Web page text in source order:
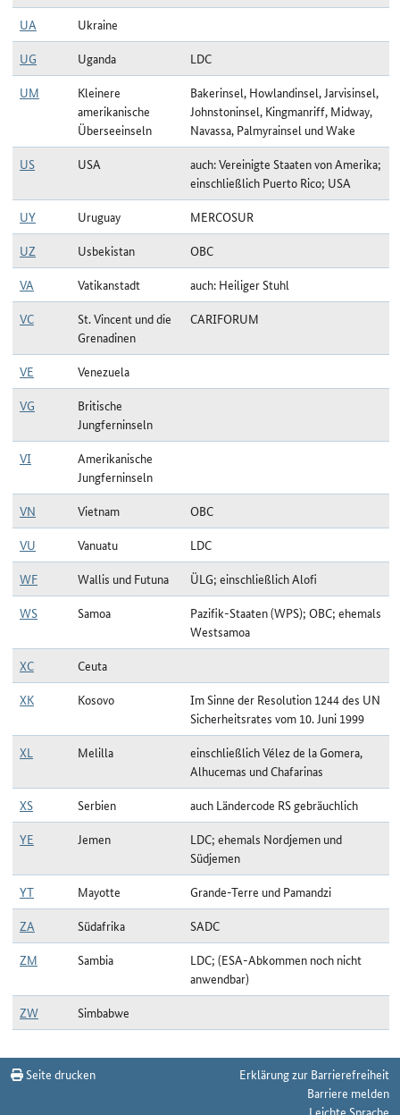
UA
Ukraine
UG
Uganda
LDC
UM
Kleinere
amerikanische
Überseeinseln
Bakerinsel, Howlandinsel, Jarvisinsel,
Johnstoninsel, Kingmanriff, Midway,
Navassa, Palmyrainsel und Wake
US
USA
auch: Vereinigte Staaten von Amerika;
einschließlich Puerto Rico; USA
UY
Uruguay
MERCOSUR
UZ
Usbekistan
OBC
VA
Vatikanstadt
auch: Heiliger Stuhl
VC
St. Vincent und die
Grenadinen
CARIFORUM
VE
Venezuela
VG
Britische
Jungferninseln
VI
Amerikanische
Jungferninseln
VN
Vietnam
OBC
VU
Vanuatu
LDC
WF
Wallis und Futuna
ÜLG; einschließlich Alofi
WS
Samoa
Pazifik-Staaten (WPS); OBC; ehemals
Westsamoa
XC
Ceuta
XK
Kosovo
Im Sinne der Resolution 1244 des UN
Sicherheitsrates vom 10. Juni 1999
XL
Melilla
einschließlich Vélez de la Gomera,
Alhucemas und Chafarinas
XS
Serbien
auch Ländercode RS gebräuchlich
YE
Jemen
LDC; ehemals Nordjemen und
Südjemen
YT
Mayotte
Grande-Terre und Pamandzi
ZA
Südafrika
SADC
ZM
Sambia
LDC; (ESA-Abkommen noch nicht
anwendbar)
ZW
Simbabwe
Seite drucken
Erklärung zur Barrierefreiheit
Barriere melden
Leichte Sprache